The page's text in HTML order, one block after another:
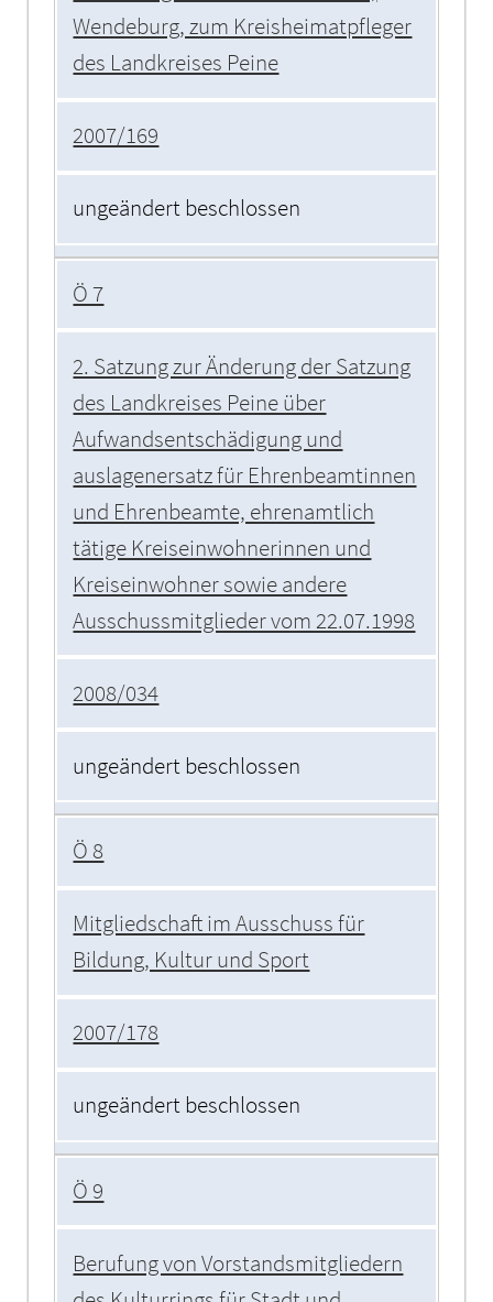
Wendeburg, zum Kreisheimatpfleger
des Landkreises Peine
2007/169
ungeändert beschlossen
Ö 7
2. Satzung zur Änderung der Satzung
des Landkreises Peine über
Aufwandsentschädigung und
auslagenersatz für Ehrenbeamtinnen
und Ehrenbeamte, ehrenamtlich
tätige Kreiseinwohnerinnen und
Kreiseinwohner sowie andere
Ausschussmitglieder vom 22.07.1998
2008/034
ungeändert beschlossen
Ö 8
Mitgliedschaft im Ausschuss für
Bildung, Kultur und Sport
2007/178
ungeändert beschlossen
Ö 9
Berufung von Vorstandsmitgliedern